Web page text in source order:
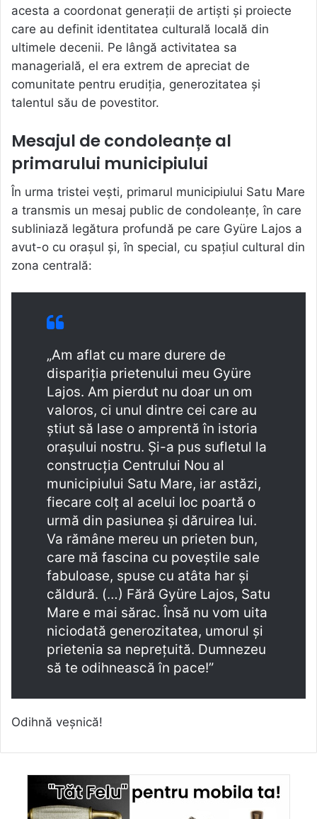
acesta a coordonat generații de artiști și proiecte
care au definit identitatea culturală locală din
ultimele decenii. Pe lângă activitatea sa
managerială, el era extrem de apreciat de
comunitate pentru erudiția, generozitatea și
talentul său de povestitor.
Mesajul de condoleanțe al
primarului municipiului
În urma tristei vești, primarul municipiului Satu Mare
a transmis un mesaj public de condoleanțe, în care
subliniază legătura profundă pe care Gyüre Lajos a
avut-o cu orașul și, în special, cu spațiul cultural din
zona centrală:
„Am aflat cu mare durere de
dispariția prietenului meu Gyüre
Lajos. Am pierdut nu doar un om
valoros, ci unul dintre cei care au
știut să lase o amprentă în istoria
orașului nostru. Și-a pus sufletul la
construcția Centrului Nou al
municipiului Satu Mare, iar astăzi,
fiecare colț al acelui loc poartă o
urmă din pasiunea și dăruirea lui.
Va rămâne mereu un prieten bun,
care mă fascina cu poveștile sale
fabuloase, spuse cu atâta har și
căldură. (…) Fără Gyüre Lajos, Satu
Mare e mai sărac. Însă nu vom uita
niciodată generozitatea, umorul și
prietenia sa neprețuită. Dumnezeu
să te odihnească în pace!”
Odihnă veșnică!